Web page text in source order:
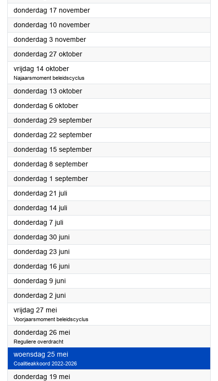
donderdag 17 november2022
donderdag 10 november2022
donderdag 3 november2022
donderdag 27 oktober2022
vrijdag 14 oktober2022
Najaarsmoment beleidscyclus
donderdag 13 oktober2022
donderdag 6 oktober2022
donderdag 29 september2022
donderdag 22 september2022
donderdag 15 september2022
donderdag 8 september2022
donderdag 1 september2022
donderdag 21 juli2022
donderdag 14 juli2022
donderdag 7 juli2022
donderdag 30 juni2022
donderdag 23 juni2022
donderdag 16 juni2022
donderdag 9 juni2022
donderdag 2 juni2022
vrijdag 27 mei2022
Voorjaarsmoment beleidscyclus
donderdag 26 mei2022
Reguliere overdracht
woensdag 25 mei2022
Coalitieakkoord 2022-2026
donderdag 19 mei2022